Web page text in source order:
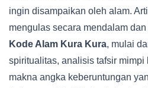
ingin disampaikan oleh alam.
mengulas secara mendalam
Kode Alam Kura Kura, mulai
spiritualitas, analisis tafsir
makna angka keberuntungan